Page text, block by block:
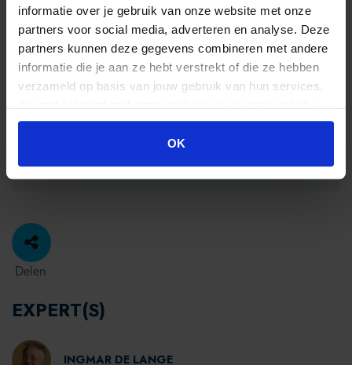
informatie over je gebruik van onze website met onze
partners voor social media, adverteren en analyse. Deze
partners kunnen deze gegevens combineren met andere
informatie die je aan ze hebt verstrekt of die ze hebben
verzameld op basis van jouw gebruik van hun services.
blijft gebruiken.
OK
Wil jij leren hoe je slimme prompts kunt maken binnen
tools als ChatGPT, Midjourney en vele anderen? Wil je
leren hoe je de beste output krijgt en welke tools het
meest geschikt zijn voor jou? En wil je actief aan de slag
met je nieuwe kennis? Volg dan de 1-daagse training AI
Delen
EXPERT(S)
INGMAR DE LANGE